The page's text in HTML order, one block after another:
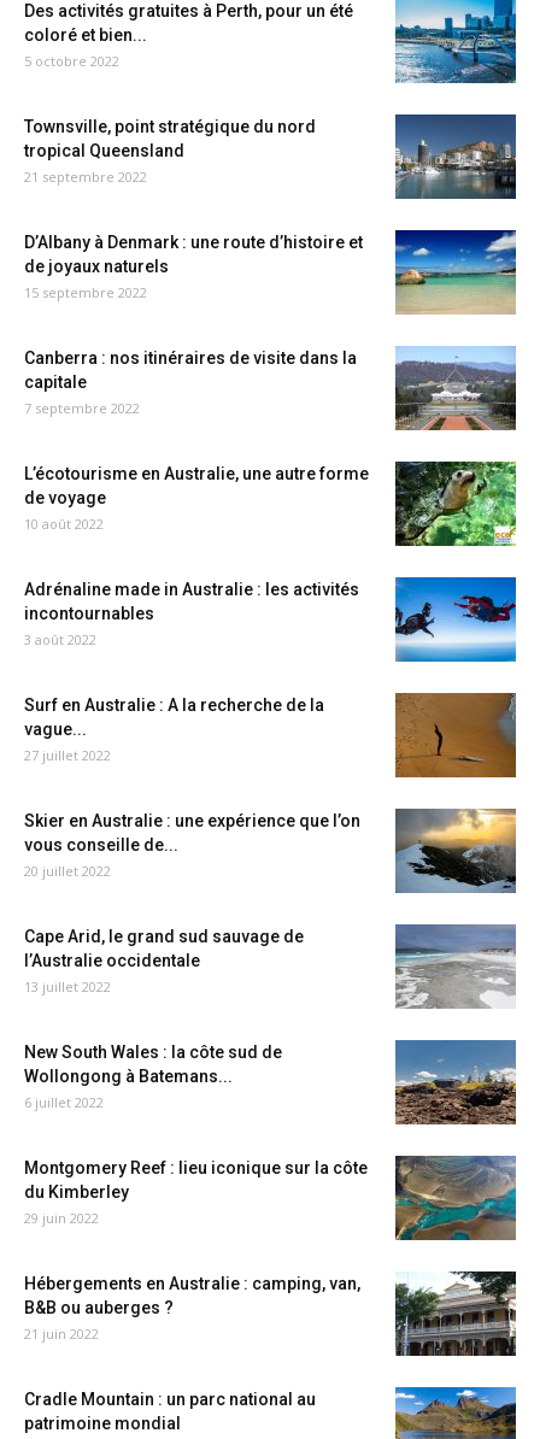
Des activités gratuites à Perth, pour un été
coloré et bien...
5 octobre 2022
Townsville, point stratégique du nord
tropical Queensland
21 septembre 2022
D’Albany à Denmark : une route d’histoire et
de joyaux naturels
15 septembre 2022
Canberra : nos itinéraires de visite dans la
capitale
7 septembre 2022
L’écotourisme en Australie, une autre forme
de voyage
10 août 2022
Adrénaline made in Australie : les activités
incontournables
3 août 2022
Surf en Australie : A la recherche de la
vague...
27 juillet 2022
Skier en Australie : une expérience que l’on
vous conseille de...
20 juillet 2022
Cape Arid, le grand sud sauvage de
l’Australie occidentale
13 juillet 2022
New South Wales : la côte sud de
Wollongong à Batemans...
6 juillet 2022
Montgomery Reef : lieu iconique sur la côte
du Kimberley
29 juin 2022
Hébergements en Australie : camping, van,
B&B ou auberges ?
21 juin 2022
Cradle Mountain : un parc national au
patrimoine mondial